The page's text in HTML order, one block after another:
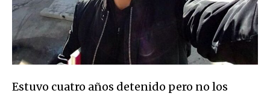
Estuvo cuatro años detenido pero no los